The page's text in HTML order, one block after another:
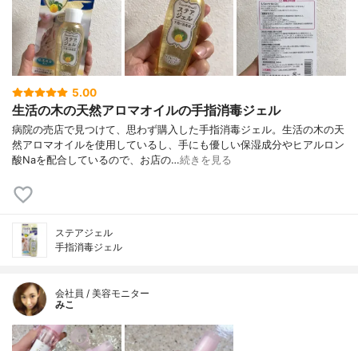
5.00
生活の木の天然アロマオイルの手指消毒ジェル
病院の売店で見つけて、思わず購入した手指消毒ジェル。生活の木の天
然アロマオイルを使用しているし、手にも優しい保湿成分やヒアルロン
酸Naを配合しているので、お店の…続きを見る
ステアジェル
手指消毒ジェル
会社員 / 美容モニター
みこ